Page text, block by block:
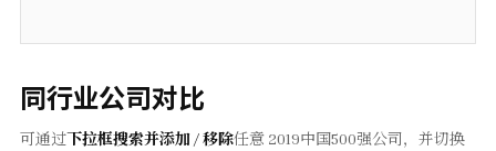
同行业公司对比
可通过下拉框搜索并添加 / 移除任意 2019中国500强公司，并切换